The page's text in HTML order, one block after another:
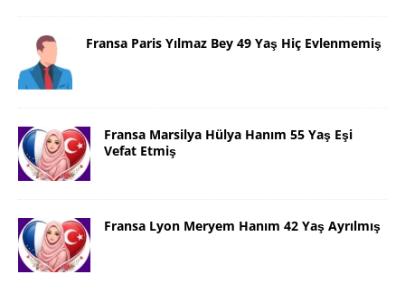
Fransa Paris Yılmaz Bey 49 Yaş Hiç Evlenmemiş
Fransa Marsilya Hülya Hanım 55 Yaş Eşi
Vefat Etmiş
Fransa Lyon Meryem Hanım 42 Yaş Ayrılmış